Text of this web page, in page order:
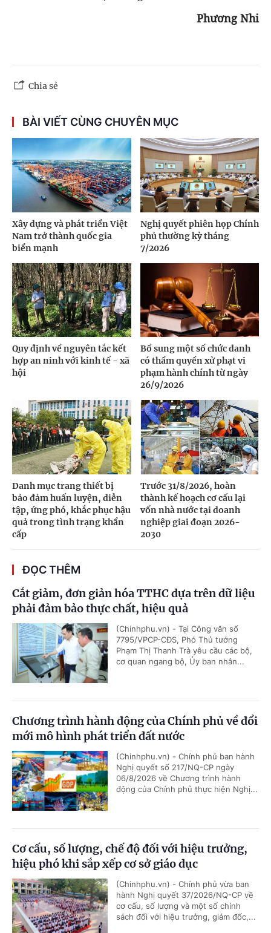
Phương Nhi
Chia sẻ
BÀI VIẾT CÙNG CHUYÊN MỤC
Xây dựng và phát triển Việt
Nam trở thành quốc gia
biển mạnh
Nghị quyết phiên họp Chính
phủ thường kỳ tháng
7/2026
Quy định về nguyên tắc kết
hợp an ninh với kinh tế - xã
hội
Bổ sung một số chức danh
có thẩm quyền xử phạt vi
phạm hành chính từ ngày
26/9/2026
Danh mục trang thiết bị
bảo đảm huấn luyện, diễn
tập, ứng phó, khắc phục hậu
quả trong tình trạng khẩn
cấp
Trước 31/8/2026, hoàn
thành kế hoạch cơ cấu lại
vốn nhà nước tại doanh
nghiệp giai đoạn 2026-
2030
ĐỌC THÊM
Cắt giảm, đơn giản hóa TTHC dựa trên dữ liệu
phải đảm bảo thực chất, hiệu quả
(Chinhphu.vn) - Tại Công văn số
7795/VPCP-CĐS, Phó Thủ tướng
Phạm Thị Thanh Trà yêu cầu các bộ,
cơ quan ngang bộ, Ủy ban nhân...
Chương trình hành động của Chính phủ về đổi
mới mô hình phát triển đất nước
(Chinhphu.vn) - Chính phủ ban hành
Nghị quyết số 217/NQ-CP ngày
06/8/2026 về Chương trình hành
động của Chính phủ thực hiện Nghị...
Cơ cấu, số lượng, chế độ đối với hiệu trưởng,
hiệu phó khi sắp xếp cơ sở giáo dục
(Chinhphu.vn) - Chính phủ vừa ban
hành Nghị quyết 37/2026/NQ-CP về
cơ cấu, số lượng và một số chính
sách đối với hiệu trưởng, giám đốc,...